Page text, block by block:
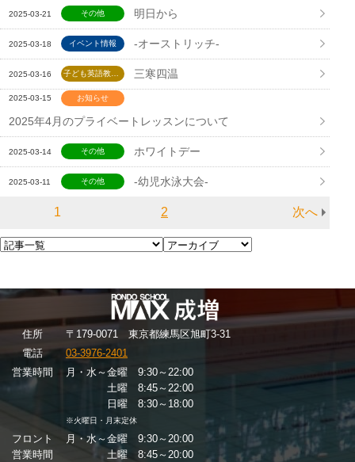
2025-03-21 その他 明日から
2025-03-18 イベント情報 -オーストリッチ-
2025-03-16 子ども英語教室 Lepton 三寒四温
2025-03-15 お知らせ
2025年4月のプライベートレッスンについて
2025-03-14 その他 ホワイトデー
2025-03-11 その他 -幼児水泳大会-
1 2 次へ
住所
〒179-0071 東京都練馬区旭町3-31
電話
03-3976-2401
営業時間
月・水～金曜 9:30～22:00
土曜 8:45～22:00
日曜 8:30～18:00
※火曜日・月末定休
フロント
営業時間
月・水～金曜 9:30～20:00
土曜 8:45～20:00